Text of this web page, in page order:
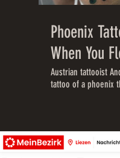
Phoenix
When You
Austrian tattooist
tattoo of a phoenix
on display on his
#tattoo #tattoos